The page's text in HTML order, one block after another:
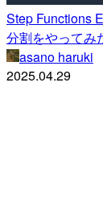
Step Functions
分割をやってみ
asano haruki
2025.04.29